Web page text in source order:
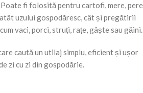
Poate fi folosită pentru cartofi, mere, pere
uzului gospodăresc, cât și pregătirii
vaci, porci, struți, rațe, gâște sau găini.
caută un utilaj simplu, eficient și ușor
zi cu zi din gospodărie.